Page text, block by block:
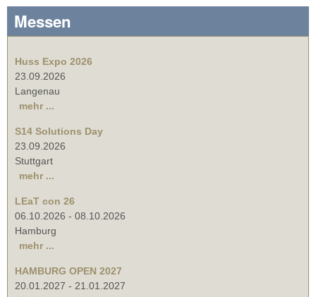
Messen
Huss Expo 2026
23.09.2026
Langenau
mehr ...
S14 Solutions Day
23.09.2026
Stuttgart
mehr ...
LEaT con 26
06.10.2026 - 08.10.2026
Hamburg
mehr ...
HAMBURG OPEN 2027
20.01.2027 - 21.01.2027